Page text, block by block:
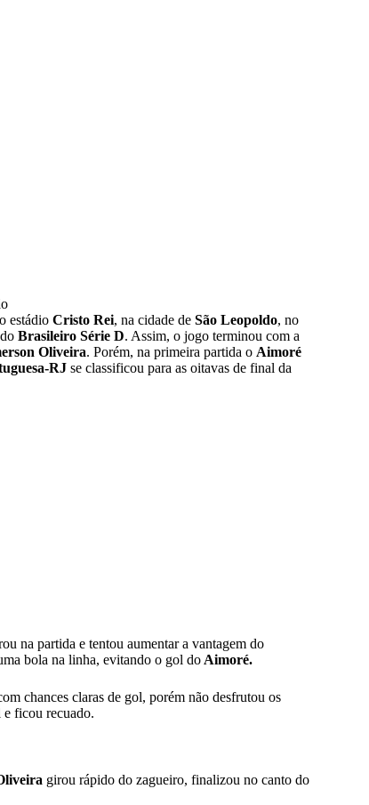
estádio Cristo Rei, na cidade de São Leopoldo, no
do Brasileiro Série D. Assim, o jogo terminou com a
Oliveira. Porém, na primeira partida o Aimoré
RJ se classificou para as oitavas de final da
na partida e tentou aumentar a vantagem do
bola na linha, evitando o gol do Aimoré.
chances claras de gol, porém não desfrutou os
e ficou recuado.
girou rápido do zagueiro, finalizou no canto do